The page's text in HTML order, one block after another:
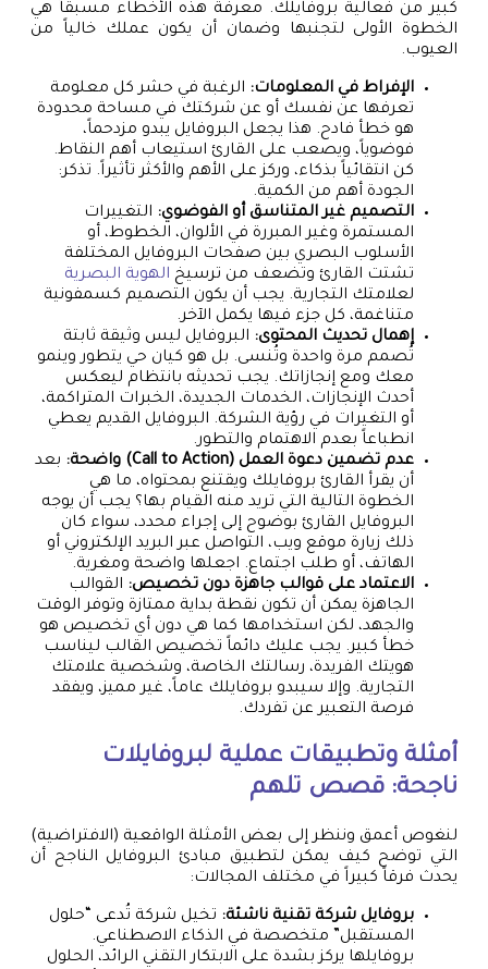
كبير من فعالية بروفايلك. معرفة هذه الأخطاء مسبقاً هي
الخطوة الأولى لتجنبها وضمان أن يكون عملك خالياً من
العيوب.
الإفراط في المعلومات: الرغبة في حشر كل معلومة
تعرفها عن نفسك أو عن شركتك في مساحة محدودة
هو خطأ فادح. هذا يجعل البروفايل يبدو مزدحماً،
فوضوياً، ويصعب على القارئ استيعاب أهم النقاط.
كن انتقائياً بذكاء، وركز على الأهم والأكثر تأثيراً. تذكر:
الجودة أهم من الكمية.
التصميم غير المتناسق أو الفوضوي: التغييرات
المستمرة وغير المبررة في الألوان، الخطوط، أو
الأسلوب البصري بين صفحات البروفايل المختلفة
تشتت القارئ وتضعف من ترسيخ الهوية البصرية
لعلامتك التجارية. يجب أن يكون التصميم كسمفونية
متناغمة، كل جزء فيها يكمل الآخر.
إهمال تحديث المحتوى: البروفايل ليس وثيقة ثابتة
تُصمم مرة واحدة وتُنسى. بل هو كيان حي يتطور وينمو
معك ومع إنجازاتك. يجب تحديثه بانتظام ليعكس
أحدث الإنجازات، الخدمات الجديدة، الخبرات المتراكمة،
أو التغيرات في رؤية الشركة. البروفايل القديم يعطي
انطباعاً بعدم الاهتمام والتطور.
عدم تضمين دعوة العمل (Call to Action) واضحة:
بعد
أن يقرأ القارئ بروفايلك ويقتنع بمحتواه، ما هي
الخطوة التالية التي تريد منه القيام بها؟ يجب أن يوجه
البروفايل القارئ بوضوح إلى إجراء محدد، سواء كان
ذلك زيارة موقع ويب، التواصل عبر البريد الإلكتروني أو
الهاتف، أو طلب اجتماع. اجعلها واضحة ومغرية.
الاعتماد على قوالب جاهزة دون تخصيص: القوالب
الجاهزة يمكن أن تكون نقطة بداية ممتازة وتوفر الوقت
والجهد، لكن استخدامها كما هي دون أي تخصيص هو
خطأ كبير. يجب عليك دائماً تخصيص القالب ليناسب
هويتك الفريدة، رسالتك الخاصة، وشخصية علامتك
التجارية. وإلا سيبدو بروفايلك عاماً، غير مميز، ويفقد
فرصة التعبير عن تفردك.
أمثلة وتطبيقات عملية لبروفايلات
ناجحة: قصص تلهم
لنغوص أعمق وننظر إلى بعض الأمثلة الواقعية (الافتراضية)
التي توضح كيف يمكن لتطبيق مبادئ البروفايل الناجح أن
يحدث فرقاً كبيراً في مختلف المجالات:
بروفايل شركة تقنية ناشئة: تخيل شركة تُدعى “حلول
المستقبل” متخصصة في الذكاء الاصطناعي.
بروفايلها يركز بشدة على الابتكار التقني الرائد، الحلول